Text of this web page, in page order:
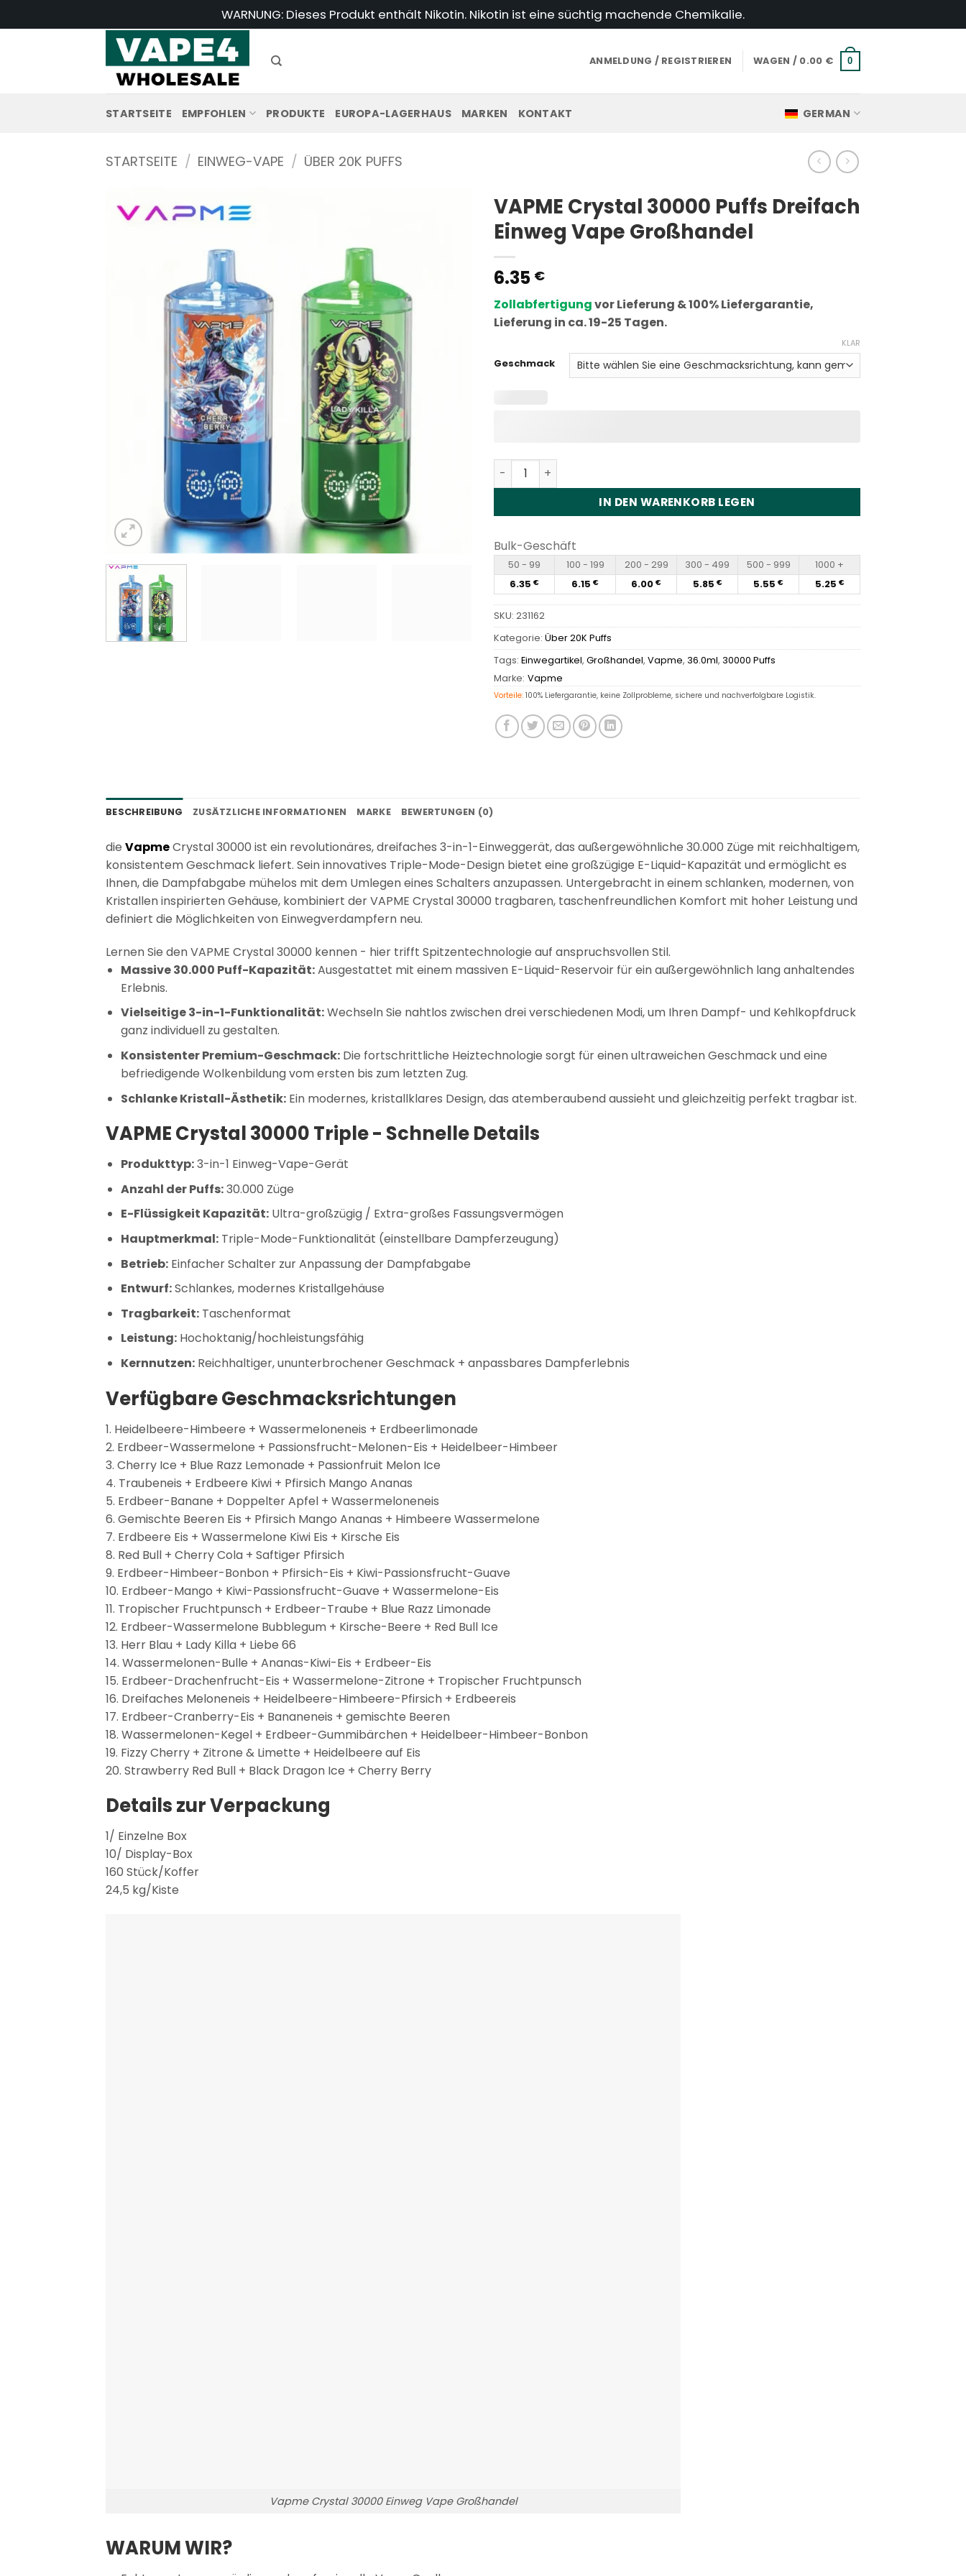
Inhalt
WARNUNG: Dieses Produkt enthält Nikotin. Nikotin ist eine süchtig machende Chemikalie.
ANMELDUNG / REGISTRIEREN WAGEN / 0.00 € 0
STARTSEITE EMPFOHLEN PRODUKTE EUROPA-LAGERHAUS MARKEN KONTAKT GERMAN
STARTSEITE / EINWEG-VAPE / ÜBER 20K PUFFS
VAPME Crystal 30000 Puffs Dreifach
Einweg Vape Großhandel
6.35 €
Zollabfertigungvor Lieferung & 100% Liefergarantie,
Lieferung in ca. 19-25 Tagen.
Geschmack
KLAR
VAPME Crystal 30000 Puffs Triple Disposable Vape Wholesale Menge
IN DEN WARENKORB LEGEN
Bulk-Geschäft
50 - 99 100 - 199 200 - 299 300 - 499 500 - 999
1000 +
6.35 € 6.15 € 6.00 € 5.85 € 5.55 € 5.25 €
SKU: 231162
Kategorie: Über 20K Puffs
Tags: Einwegartikel, Großhandel, Vapme, 36.0ml, 30000 Puffs
Marke: Vapme
Vorteile: 100% Liefergarantie, keine Zollprobleme, sichere und nachverfolgbare Logistik.
BESCHREIBUNG ZUSÄTZLICHE INFORMATIONEN MARKE BEWERTUNGEN (0)
die VapmeCrystal 30000 ist ein revolutionäres, dreifaches 3-in-1-Einweggerät, das außergewöhnliche 30.000 Züge mit reichhaltigem,
konsistentem Geschmack liefert. Sein innovatives Triple-Mode-Design bietet eine großzügige E-Liquid-Kapazität und ermöglicht es
Ihnen, die Dampfabgabe mühelos mit dem Umlegen eines Schalters anzupassen. Untergebracht in einem schlanken, modernen, von
Kristallen inspirierten Gehäuse, kombiniert der VAPME Crystal 30000 tragbaren, taschenfreundlichen Komfort mit hoher Leistung und
definiert die Möglichkeiten von Einwegverdampfern neu.
Lernen Sie den VAPME Crystal 30000 kennen - hier trifft Spitzentechnologie auf anspruchsvollen Stil.
Massive 30.000 Puff-Kapazität:Ausgestattet mit einem massiven E-Liquid-Reservoir für ein außergewöhnlich lang anhaltendes
Erlebnis.
Vielseitige 3-in-1-Funktionalität:Wechseln Sie nahtlos zwischen drei verschiedenen Modi, um Ihren Dampf- und Kehlkopfdruck
ganz individuell zu gestalten.
Konsistenter Premium-Geschmack:Die fortschrittliche Heiztechnologie sorgt für einen ultraweichen Geschmack und eine
befriedigende Wolkenbildung vom ersten bis zum letzten Zug.
Schlanke Kristall-Ästhetik:Ein modernes, kristallklares Design, das atemberaubend aussieht und gleichzeitig perfekt tragbar ist.
VAPME Crystal 30000 Triple - Schnelle Details
Produkttyp:3-in-1 Einweg-Vape-Gerät
Anzahl der Puffs:30.000 Züge
E-Flüssigkeit Kapazität:Ultra-großzügig / Extra-großes Fassungsvermögen
Hauptmerkmal:Triple-Mode-Funktionalität (einstellbare Dampferzeugung)
Betrieb:Einfacher Schalter zur Anpassung der Dampfabgabe
Entwurf:Schlankes, modernes Kristallgehäuse
Tragbarkeit:Taschenformat
Leistung:Hochoktanig/hochleistungsfähig
Kernnutzen:Reichhaltiger, ununterbrochener Geschmack + anpassbares Dampferlebnis
Verfügbare Geschmacksrichtungen
1. Heidelbeere-Himbeere + Wassermeloneneis + Erdbeerlimonade
2. Erdbeer-Wassermelone + Passionsfrucht-Melonen-Eis + Heidelbeer-Himbeer
3. Cherry Ice + Blue Razz Lemonade + Passionfruit Melon Ice
4. Traubeneis + Erdbeere Kiwi + Pfirsich Mango Ananas
5. Erdbeer-Banane + Doppelter Apfel + Wassermeloneneis
6. Gemischte Beeren Eis + Pfirsich Mango Ananas + Himbeere Wassermelone
7. Erdbeere Eis + Wassermelone Kiwi Eis + Kirsche Eis
8. Red Bull + Cherry Cola + Saftiger Pfirsich
9. Erdbeer-Himbeer-Bonbon + Pfirsich-Eis + Kiwi-Passionsfrucht-Guave
10. Erdbeer-Mango + Kiwi-Passionsfrucht-Guave + Wassermelone-Eis
11. Tropischer Fruchtpunsch + Erdbeer-Traube + Blue Razz Limonade
12. Erdbeer-Wassermelone Bubblegum + Kirsche-Beere + Red Bull Ice
13. Herr Blau + Lady Killa + Liebe 66
14. Wassermelonen-Bulle + Ananas-Kiwi-Eis + Erdbeer-Eis
15. Erdbeer-Drachenfrucht-Eis + Wassermelone-Zitrone + Tropischer Fruchtpunsch
16. Dreifaches Meloneneis + Heidelbeere-Himbeere-Pfirsich + Erdbeereis
17. Erdbeer-Cranberry-Eis + Bananeneis + gemischte Beeren
18. Wassermelonen-Kegel + Erdbeer-Gummibärchen + Heidelbeer-Himbeer-Bonbon
19. Fizzy Cherry + Zitrone & Limette + Heidelbeere auf Eis
20. Strawberry Red Bull + Black Dragon Ice + Cherry Berry
Details zur Verpackung
1/ Einzelne Box
10/ Display-Box
160 Stück/Koffer
24,5 kg/Kiste
Vapme Crystal 30000 Einweg Vape Großhandel
WARUM WIR?